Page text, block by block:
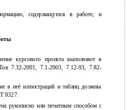
содержащуюся в работе, и
курсового проекта выполняют в
7.32-2001, 7.1-2003, 7.12-93, 7.82-
в неѐ иллюстраций и таблиц должны
9327.
рукописно или печатным способом с